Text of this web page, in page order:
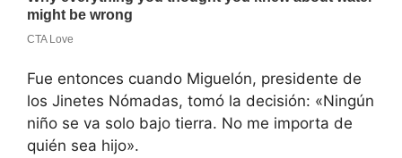
Fue entonces cuando Miguelón, presidente de
los Jinetes Nómadas, tomó la decisión: «Ningún
niño se va solo bajo tierra. No me importa de
quién sea hijo».